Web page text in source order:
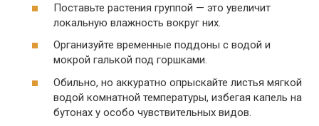
Поставьте растения группой — это увеличит
локальную влажность вокруг них.
Организуйте временные поддоны с водой и
мокрой галькой под горшками.
Обильно, но аккуратно опрыскайте листья мягкой
водой комнатной температуры, избегая капель на
бутонах у особо чувствительных видов.